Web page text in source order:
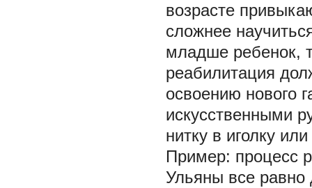
возрасте
сложнее
младше ребенок,
реабилитация
освоению нового
искусственными
нитку в иголку
Пример: процесс
Ульяны все равно